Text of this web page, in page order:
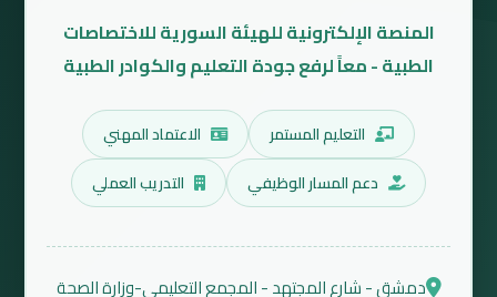
المنصة الإلكترونية للهيئة السورية للاختصاصات
الطبية - معاً لرفع جودة التعليم والكوادر الطبية
التعليم المستمر
الاعتماد المهني
دعم المسار الوظيفي
التدريب العملي
دمشق - شارع المجتهد - المجمع التعليمي-وزارة الصحة